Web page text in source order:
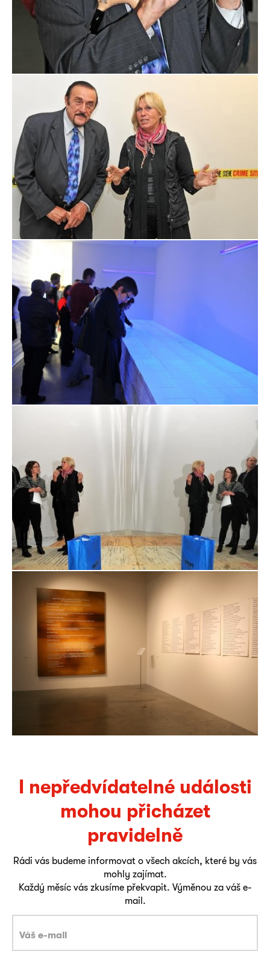
I nepředvídatelné události
mohou přicházet
pravidelně
Rádi vás budeme informovat o všech akcích, které by vás
mohly zajímat.
Každý měsíc vás zkusíme překvapit. Výměnou za váš e-
mail.